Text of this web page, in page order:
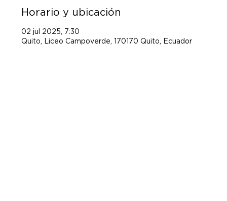
Horario y ubicación
02 jul 2025, 7:30
Quito, Liceo Campoverde, 170170 Quito, Ecuador